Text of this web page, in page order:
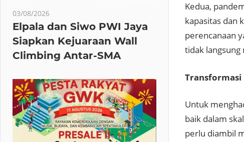
Kedua,
kapasitas dan
perencanaan
tidak
Transformasi
Untuk
baik dalam
perlu diambil
03/08/2026
Elpala dan Siwo PWI Jaya
Siapkan Kejuaraan Wall
Climbing Antar-SMA